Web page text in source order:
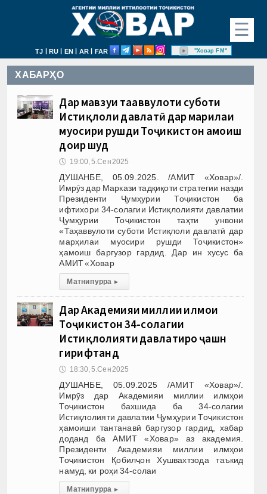
☰
TJ | RU | EN | AR | FAR "Ховар FM"
ХАБАРҲО
Дар мавзуи таҳаввулоти суботи
Истиқлоли давлатӣ дар марҳилаи
муосири рушди Тоҷикистон ҳамоиш
доир шуд
🕔 19:00, 5.Сен 2025
ДУШАНБЕ, 05.09.2025. /АМИТ «Ховар»/.
Имрӯз дар Маркази тадқиқоти стратегии назди
Президенти Ҷумҳурии Тоҷикистон ба
ифтихори 34-солагии Истиқлолияти давлатии
Ҷумҳурии Тоҷикистон таҳти унвони
«Таҳаввулоти суботи Истиқлоли давлатӣ дар
марҳилаи муосири рушди Тоҷикистон»
ҳамоиш баргузор гардид. Дар ин хусус ба
АМИТ «Ховар
Матни пурра ▸
Дар Академияи миллии илмҳои
Тоҷикистон 34-солагии
Истиқлолияти давлатиро ҷашн
гирифтанд
🕔 18:30, 5.Сен 2025
ДУШАНБЕ, 05.09.2025 /АМИТ «Ховар»/.
Имрӯз дар Академияи миллии илмҳои
Тоҷикистон бахшида ба 34-солагии
Истиқлолияти давлатии Ҷумҳурии Тоҷикистон
ҳамоиши тантанавӣ баргузор гардид, хабар
доданд ба АМИТ «Ховар» аз академия.
Президенти Академияи миллии илмҳои
Тоҷикистон Қобилҷон Хушвахтзода таъкид
намуд, ки роҳи 34-солаи
Матни пурра ▸